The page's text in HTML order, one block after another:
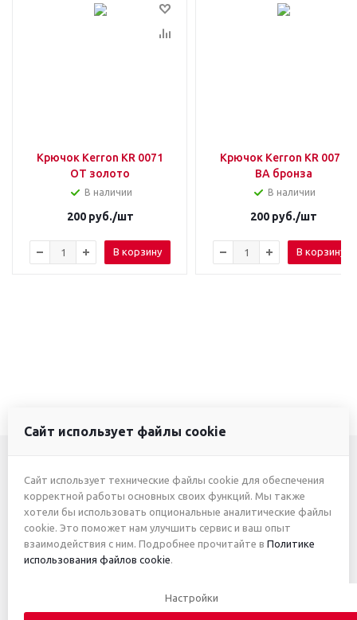
Крючок Kerron KR 0071
OT золото
В наличии
200руб./шт
В корзину
Крючок Kerron KR 0071
BA бронза
В наличии
200руб./шт
В корзину
+7 (3412) 46-7777
+7 (912) 746-00-77
Приведённые цены и характеристики товаров носят
Сайт использует файлы cookie
Сайт использует технические файлы cookie для обеспечения
корректной работы основных своих функций. Мы также
хотели бы использовать опциональные аналитические файлы
cookie. Это поможет нам улучшить сервис и ваш опыт
взаимодействия с ним. Подробнее прочитайте в Политике
использования файлов cookie.
Настройки